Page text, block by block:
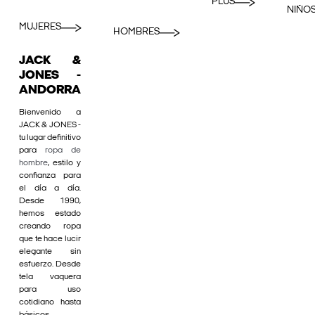
MUJERES
HOMBRES
JACK &
JONES -
ANDORRA
Bienvenido a
JACK & JONES -
tu lugar definitivo
para ropa de
hombre, estilo y
confianza para
el día a día.
Desde 1990,
hemos estado
creando ropa
que te hace lucir
elegante sin
esfuerzo. Desde
tela vaquera
para uso
cotidiano hasta